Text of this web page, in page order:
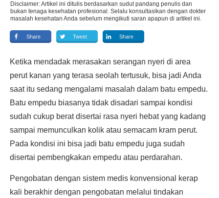
Disclaimer: Artikel ini ditulis berdasarkan sudut pandang penulis dan
bukan tenaga kesehatan profesional. Selalu konsultasikan dengan dokter
masalah kesehatan Anda sebelum mengikuti saran apapun di artikel ini.
Share Tweet Share
Ketika mendadak merasakan serangan nyeri di area
perut kanan yang terasa seolah tertusuk, bisa jadi Anda
saat itu sedang mengalami masalah dalam batu empedu.
Batu empedu biasanya tidak disadari sampai kondisi
sudah cukup berat disertai rasa nyeri hebat yang kadang
sampai memunculkan kolik atau semacam kram perut.
Pada kondisi ini bisa jadi batu empedu juga sudah
disertai pembengkakan empedu atau perdarahan.
Pengobatan dengan sistem medis konvensional kerap
kali berakhir dengan pengobatan melalui tindakan